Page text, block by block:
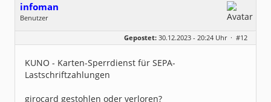
infoman
Benutzer
Dabei seit:
06 / 2008
Gepostet: 30.12.2023 - 20:24 Uhr · #12
KUNO - Karten-Sperrdienst für SEPA-
Lastschriftzahlungen
girocard gestohlen oder verloren?